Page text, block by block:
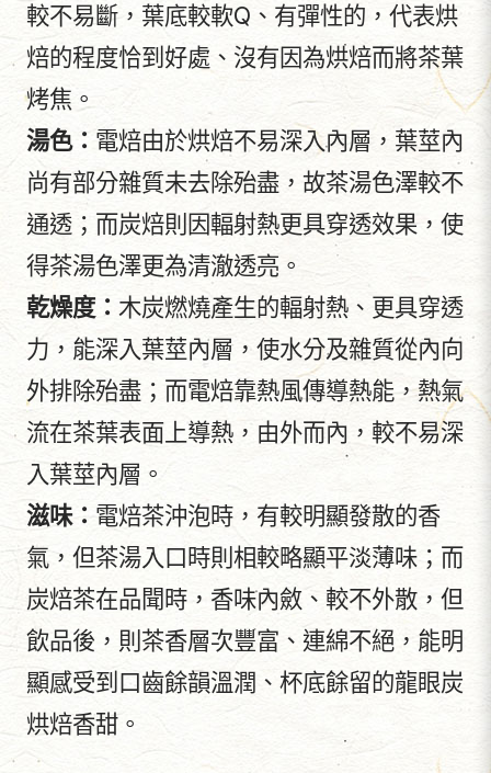
較不易斷，葉底較軟Q、有彈性的，代表烘
焙的程度恰到好處、沒有因為烘焙而將茶葉
烤焦。
湯色： 電焙由於烘焙不易深入內層，葉莖內
尚有部分雜質未去除殆盡，故茶湯色澤較不
通透；而炭焙則因輻射熱更具穿透效果，使
得茶湯色澤更為清澈透亮。
乾燥度： 木炭燃燒產生的輻射熱、更具穿透
力，能深入葉莖內層，使水分及雜質從內向
外排除殆盡；而電焙靠熱風傳導熱能，熱氣
流在茶葉表面上導熱，由外而內，較不易深
入葉莖內層。
滋味： 電焙茶沖泡時，有較明顯發散的香
氣，但茶湯入口時則相較略顯平淡薄味；而
炭焙茶在品聞時，香味內斂、較不外散，但
飲品後，則茶香層次豐富、連綿不絕，能明
顯感受到口齒餘韻溫潤、杯底餘留的龍眼炭
烘焙香甜。